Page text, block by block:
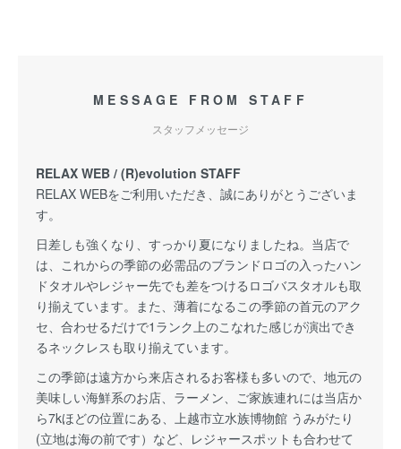
MESSAGE FROM STAFF
スタッフメッセージ
RELAX WEB / (R)evolution STAFF
RELAX WEBをご利用いただき、誠にありがとうございま
す。
日差しも強くなり、すっかり夏になりましたね。当店で
は、これからの季節の必需品のブランドロゴの入ったハン
ドタオルやレジャー先でも差をつけるロゴバスタオルも取
り揃えています。また、薄着になるこの季節の首元のアク
セ、合わせるだけで1ランク上のこなれた感じが演出でき
るネックレスも取り揃えています。
この季節は遠方から来店されるお客様も多いので、地元の
美味しい海鮮系のお店、ラーメン、ご家族連れには当店か
ら7kほどの位置にある、上越市立水族博物館 うみがたり
(立地は海の前です）など、レジャースポットも合わせて